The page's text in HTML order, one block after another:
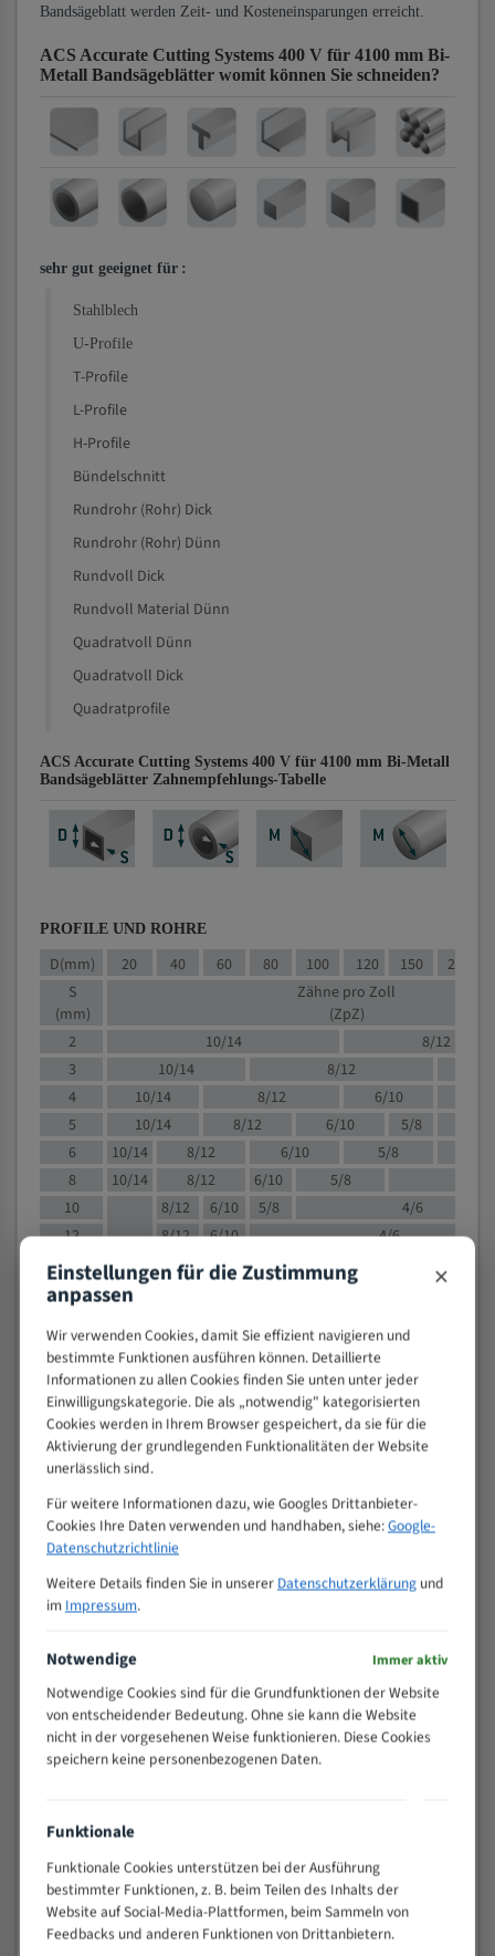
Bandsägeblatt werden Zeit- und Kosteneinsparungen erreicht.
ACS Accurate Cutting Systems 400 V für 4100 mm Bi-
Metall Bandsägeblätter womit können Sie schneiden?
sehr gut geeignet für :
Stahlblech
U-Profile
T-Profile
L-Profile
H-Profile
Bündelschnitt
Rundrohr (Rohr) Dick
Rundrohr (Rohr) Dünn
Rundvoll Dick
Rundvoll Material Dünn
Quadratvoll Dünn
Quadratvoll Dick
Quadratprofile
ACS Accurate Cutting Systems 400 V für 4100 mm Bi-Metall
Bandsägeblätter Zahnempfehlungs-Tabelle
PROFILE UND ROHRE
D(mm) 20 40 60 80 100 120 150 200
S
(mm)
Zähne pro Zoll
(ZpZ)
2
10/14
8/12
3
10/14 8/12
4
10/14 8/12 6/10
5
10/14 8/12 6/10
5/8
6
10/14 8/12 6/10
5/8
8
10/14 8/12 6/10 5/8
10
8/12 6/10 5/8
4/6
12
8/12 6/10
4/6
15
8/12 6/10
4/5
20
50
4/5
80
> 100
VOLLMATERIAL
M (mm)
Zoll (ZpZ))
>
25
10/14
15 - 40
8/12
25 - 50
50 - 120
80 - 180
3/4
130 -
350
2/3
150 -
600
> 500
0,75/1,25
Vorteile:
Vielseitiges Bandsägeblatt für verschiedenste
Einstellungen für die Zustimmung
anpassen ×
Wir verwenden Cookies, damit Sie effizient navigieren und
bestimmte Funktionen ausführen können. Detaillierte
Informationen zu allen Cookies finden Sie unten unter jeder
Einwilligungskategorie. Die als „notwendig" kategorisierten
Cookies werden in Ihrem Browser gespeichert, da sie für die
Aktivierung der grundlegenden Funktionalitäten der Website
unerlässlich sind.
Für weitere Informationen dazu, wie Googles Drittanbieter-
Cookies Ihre Daten verwenden und handhaben, siehe:Google-
Datenschutzrichtlinie
Weitere Details finden Sie in unserer Datenschutzerklärungund
im Impressum.
Notwendige Immer aktiv
Notwendige Cookies sind für die Grundfunktionen der Website
von entscheidender Bedeutung. Ohne sie kann die Website
nicht in der vorgesehenen Weise funktionieren. Diese Cookies
speichern keine personenbezogenen Daten.
Funktionale
Funktionale Cookies unterstützen bei der Ausführung
bestimmter Funktionen, z. B. beim Teilen des Inhalts der
Website auf Social-Media-Plattformen, beim Sammeln von
Feedbacks und anderen Funktionen von Drittanbietern.